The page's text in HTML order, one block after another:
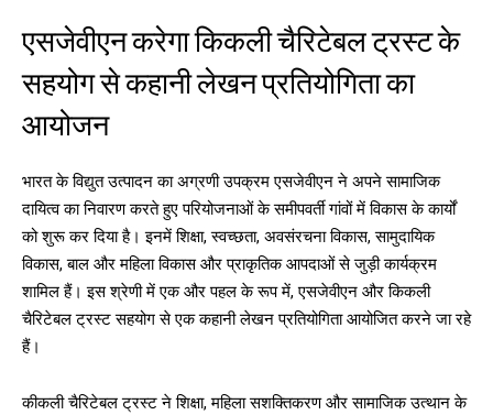
NURTURING CREATIVITY – KEEKLI CHARITABLE TRUST, SHIMLA
एसजेवीएन करेगा किकली चैरिटेबल ट्रस्ट के
सहयोग से कहानी लेखन प्रतियोगिता का
आयोजन
भारत के विद्युत उत्पादन का अग्रणी उपक्रम एसजेवीएन ने अपने सामाजिक
दायित्व का निवारण करते हुए परियोजनाओं के समीपवर्ती गांवों में विकास के कार्यों
को शुरू कर दिया है। इनमें शिक्षा, स्वच्छता, अवसंरचना विकास, सामुदायिक
विकास, बाल और महिला विकास और प्राकृतिक आपदाओं से जुड़ी कार्यक्रम
शामिल हैं। इस श्रेणी में एक और पहल के रूप में, एसजेवीएन और किकली
चैरिटेबल ट्रस्ट सहयोग से एक कहानी लेखन प्रतियोगिता आयोजित करने जा रहे
हैं।
कीकली चैरिटेबल ट्रस्ट ने शिक्षा, महिला सशक्तिकरण और सामाजिक उत्थान के